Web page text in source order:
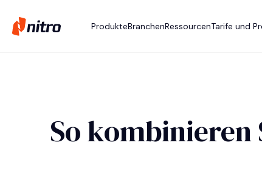
ProdukteBranchenRessourcenTarife und
So kombinieren